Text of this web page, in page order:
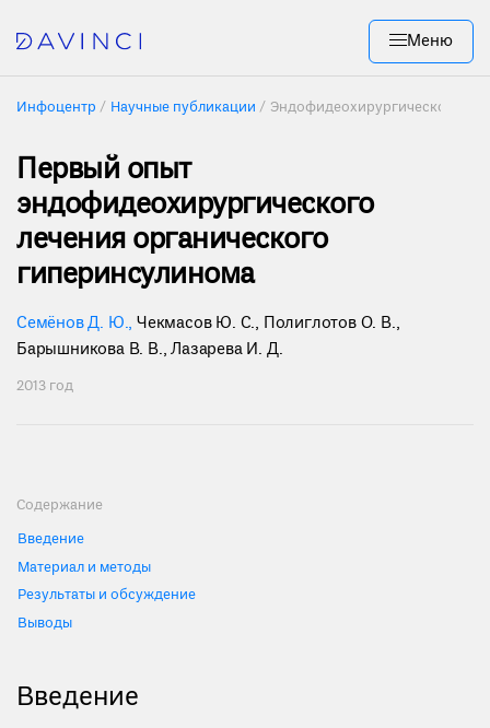
Меню
Инфоцентр Научные публикации Эндофидеохирургическое
Первый опыт
эндофидеохирургического
лечения органического
гиперинсулинома
Семёнов Д. Ю.,Чекмасов Ю. С., Полиглотов О. В.,
Барышникова В. В.,Лазарева И. Д.
2013 год
Содержание
Введение
Материал и методы
Результаты и обсуждение
Выводы
Введение